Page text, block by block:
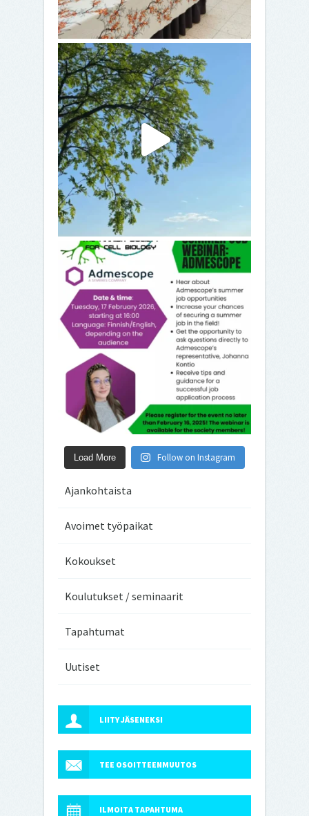
Load More Follow on Instagram
Ajankohtaista
Avoimet työpaikat
Kokoukset
Koulutukset / seminaarit
Tapahtumat
Uutiset
LIITY JÄSENEKSI
TEE OSOITTEENMUUTOS
ILMOITA TAPAHTUMA